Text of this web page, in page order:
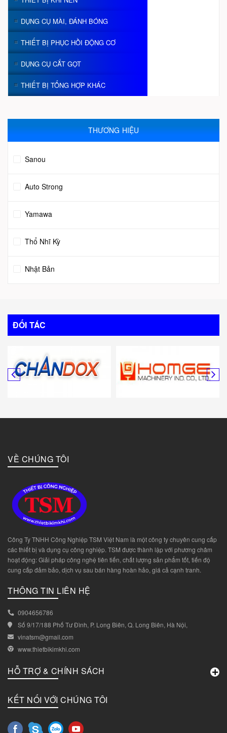
DỤNG CỤ MÀI, ĐÁNH BÓNG
THIẾT BỊ PHỤC HỒI ĐỘNG CƠ
DỤNG CỤ CẮT GỌT
THIẾT BỊ TỔNG HỢP KHÁC
THƯƠNG HIỆU
Sanou
Auto Strong
Yamawa
Thổ Nhĩ Kỳ
Nhật Bản
Italy
Canada
Đài Loan
Bulgary
ĐỐI TÁC
VỀ CHÚNG TÔI
Công Ty TNHH Công Nghiệp TSM Việt Nam là một công ty chuyên cung cấp
các thiết bị và dụng cụ công nghiệp. TSM được thành lập với phương châm
hoạt động: Giải pháp công nghệ tiên tiến, chất lượng sản phẩm tốt, tiến độ
cung cấp đảm bảo, dịch vụ sau bán hàng hoàn hảo, giá cả cạnh tranh.
THÔNG TIN LIÊN HỆ
0904656786
Số 9/17/188 Phố Tư Đình, P. Long Biên, Q. Long Biên, Hà Nội,
vinatsm@gmail.com
www.thietbikimkhi.com
HỖ TRỢ & CHÍNH SÁCH
KẾT NỐI VỚI CHÚNG TÔI